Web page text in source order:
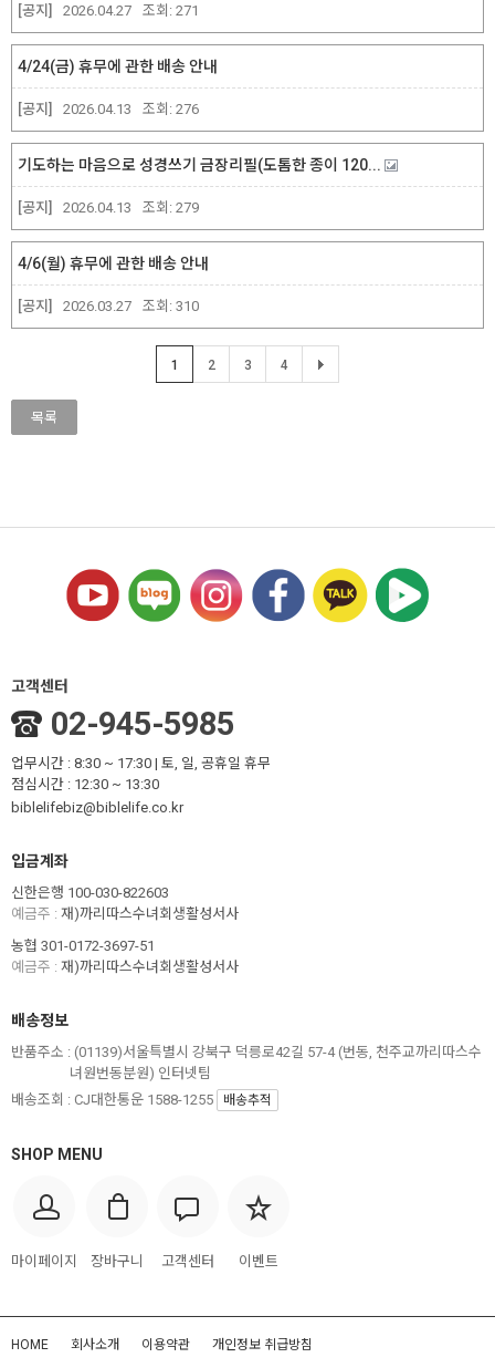
[공지] 2026.04.27 조회: 271
[공지]
4/24(금) 휴무에 관한 배송 안내
2026.04.13 조회: 276
[공지]
기도하는 마음으로 성경쓰기 금장리필(도톰한 종이 120...
2026.04.13 조회: 279
[공지]
4/6(월) 휴무에 관한 배송 안내
2026.03.27 조회: 310
1 2 3 4
목록
고객센터
02-945-5985
업무시간 : 8:30 ~ 17:30 | 토, 일, 공휴일 휴무
점심시간 : 12:30 ~ 13:30
biblelifebiz@biblelife.co.kr
입금계좌
신한은행 100-030-822603
예금주 : 재)까리따스수녀회생활성서사
농협 301-0172-3697-51
예금주 : 재)까리따스수녀회생활성서사
SHOP MENU
마이페이지 장바구니 고객센터 이벤트
배송정보
반품주소 : (01139)서울특별시 강북구 덕릉로42길 57-4 (번동, 천주교까리따스수
녀원번동분원) 인터넷팀
배송조회 : CJ대한통운 1588-1255
배송추적
HOME 회사소개 이용약관 개인정보 취급방침